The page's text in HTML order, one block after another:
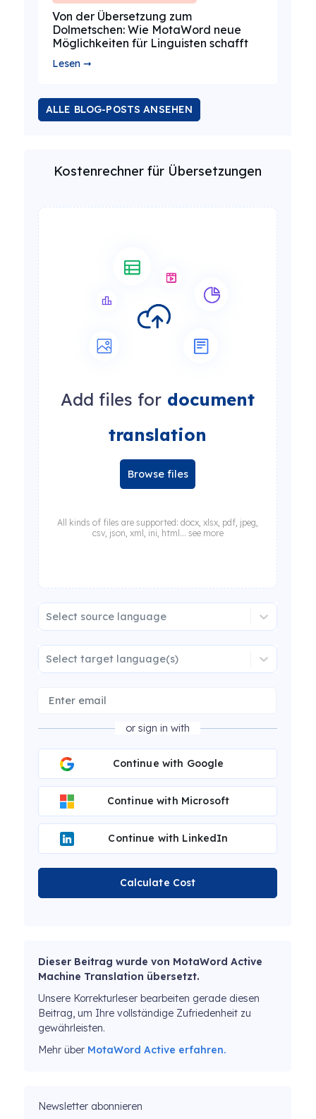
Von der Übersetzung zum
Dolmetschen: Wie MotaWord neue
Möglichkeiten für Linguisten schafft
Lesen ➞
ALLE BLOG-POSTS ANSEHEN
Kostenrechner für Übersetzungen
Add files for document
translation
Browse files
All kinds of files are supported: docx, xlsx, pdf, jpeg,
csv, json, xml, ini, html... see more
Select source language
Select target language(s)
or sign in with
Continue with Google
Continue with Microsoft
Continue with LinkedIn
Calculate Cost
Dieser Beitrag wurde von MotaWord Active
Machine Translation übersetzt.
Unsere Korrekturleser bearbeiten gerade diesen
Beitrag, um Ihre vollständige Zufriedenheit zu
gewährleisten.
Mehr über MotaWord Active erfahren.
Newsletter abonnieren